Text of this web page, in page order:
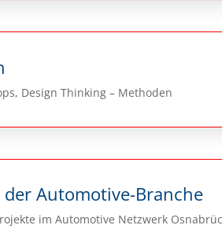
Design Thinking – Methoden
Automotive-Branche
im Automotive Netzwerk